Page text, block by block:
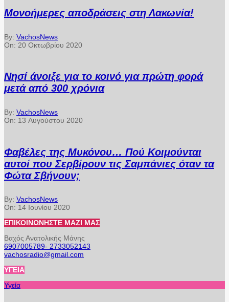
Μονοήμερες αποδράσεις στη Λακωνία!
By: VachosNews
On: 20 Οκτωβρίου 2020
Νησί άνοιξε για το κοινό για πρώτη φορά
μετά από 300 χρόνια
By: VachosNews
On: 13 Αυγούστου 2020
Φαβέλες της Μυκόνου… Πού Κοιμούνται
αυτοί που Σερβίρουν τις Σαμπάνιες όταν τα
Φώτα Σβήνουν;
By: VachosNews
On: 14 Ιουνίου 2020
ΕΠΙΚΟΙΝΩΝΉΣΤΕ ΜΑΖΊ ΜΑΣ
Βαχός Ανατολικής Μάνης
6907005789- 2733052143
vachosradio@gmail.com
ΥΓΕΊΑ
Υγεία